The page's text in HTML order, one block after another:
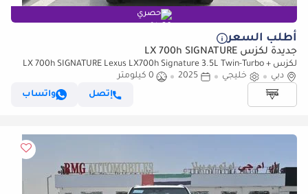
حصري
أطلب السعر
جديدة لكزس LX 700h SIGNATURE
لكزس LX 700h SIGNATURE Lexus LX700h Signature 3.5L Twin-Turbo +
Hybrid V6, Petrol, Model 2025
دبي خليجي 2025
0 كيلومتر
إتصل
واتساب